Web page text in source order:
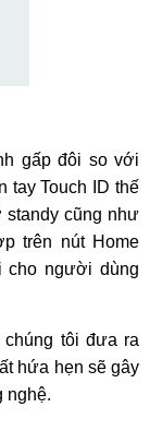
gấp đôi so với
tay Touch ID thế
standy cũng như
trên nút Home
cho người dùng
tôi đưa ra
hứa hẹn sẽ gây
nghệ.